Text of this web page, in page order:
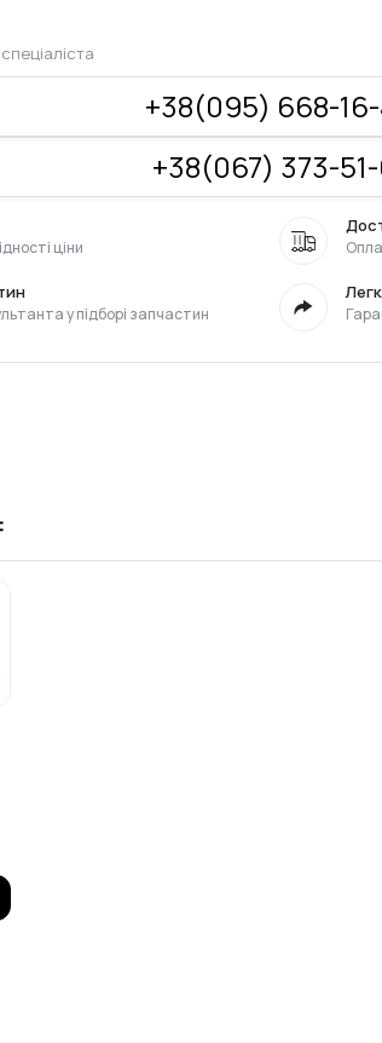
+38(095) 668-
+38(067) 373-51-
ціни
у підборі запчастин